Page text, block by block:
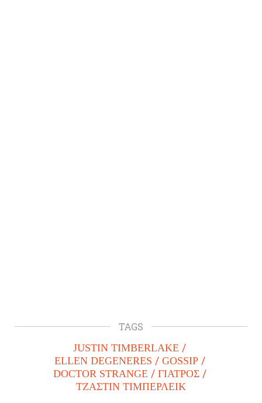
TAGS
JUSTIN TIMBERLAKE
ELLEN DEGENERES
GOSSIP
DOCTOR STRANGE
ΓΙΑΤΡΟΣ
ΤΖΑΣΤΙΝ ΤΙΜΠΕΡΛΕΙΚ